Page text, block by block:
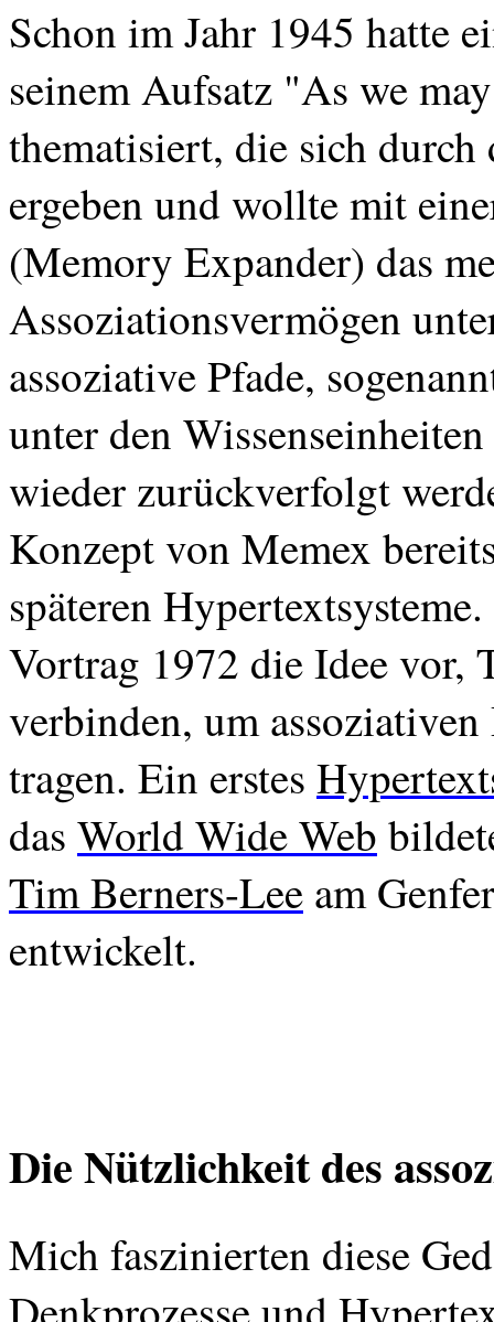
Schon im Jahr 1945 hatte
seinem Aufsatz "As wemay
thematisiert, die sich durch
ergeben und wollte mit
(Memory Expander) das
Assoziationsvermögen
assoziative Pfade,
unter den
wieder zurückverfolgt
Konzept von Memex
späteren
Vortrag 1972 die Idee vor,
verbinden, um
tragen. Ein erstes
das WorldWideWeb
TimBerners-Lee am
entwickelt.
Die Nützlichkeit des
Mich faszinierten diese